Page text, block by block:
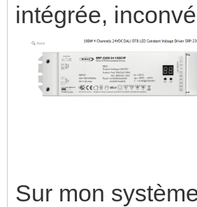
intégrée,
Sur mon